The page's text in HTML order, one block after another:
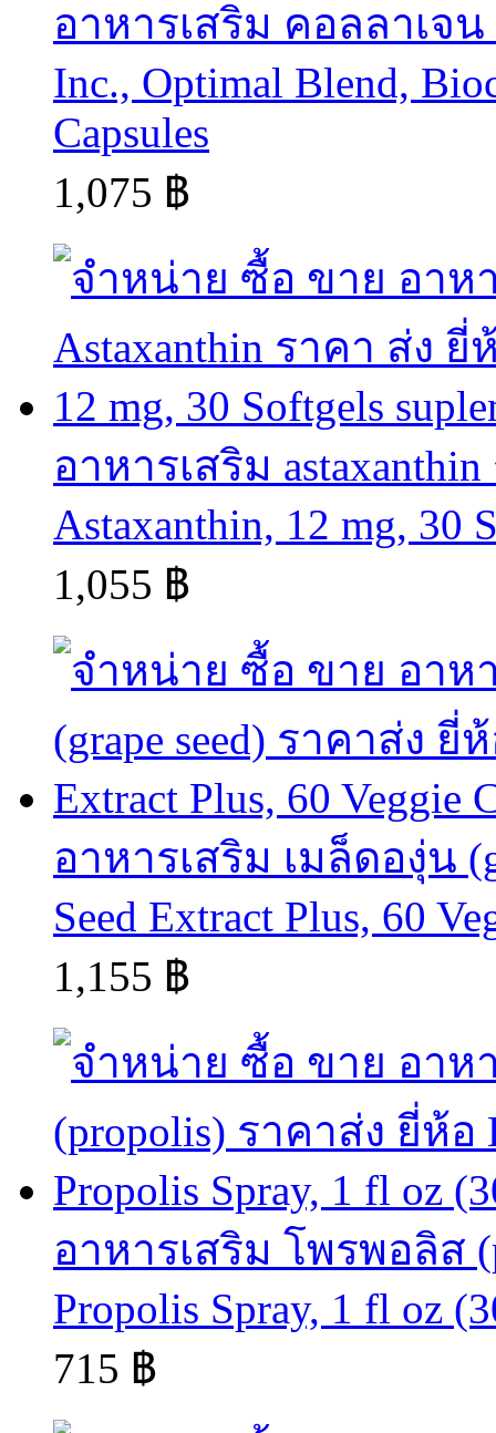
อาหารเสริม คอลลาเจน
Inc., Optimal Blend,
Capsules
1,075 ฿
อาหารเสริม
Astaxanthin, 12 mg, 30
1,055 ฿
อาหารเสริม เมล็ดองุ่น
Seed Extract Plus, 60
1,155 ฿
อาหารเสริม โพรพอลิส
Propolis Spray, 1 fl oz
715 ฿